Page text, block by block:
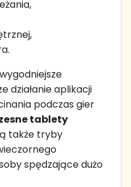
działanie aplikacji
podczas gier
tablety
także tryby
spędzające dużo